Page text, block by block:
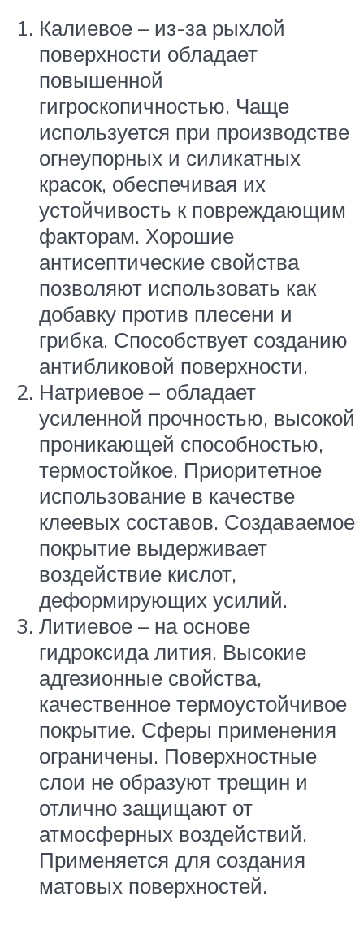
Калиевое – из-за рыхлой
поверхности обладает
повышенной
гигроскопичностью. Чаще
используется при производстве
огнеупорных и силикатных
красок, обеспечивая их
устойчивость к повреждающим
факторам. Хорошие
антисептические свойства
позволяют использовать как
добавку против плесени и
грибка. Способствует созданию
антибликовой поверхности.
Натриевое – обладает
усиленной прочностью, высокой
проникающей способностью,
термостойкое. Приоритетное
использование в качестве
клеевых составов. Создаваемое
покрытие выдерживает
воздействие кислот,
деформирующих усилий.
Литиевое – на основе
гидроксида лития. Высокие
адгезионные свойства,
качественное термоустойчивое
покрытие. Сферы применения
ограничены. Поверхностные
слои не образуют трещин и
отлично защищают от
атмосферных воздействий.
Применяется для создания
матовых поверхностей.